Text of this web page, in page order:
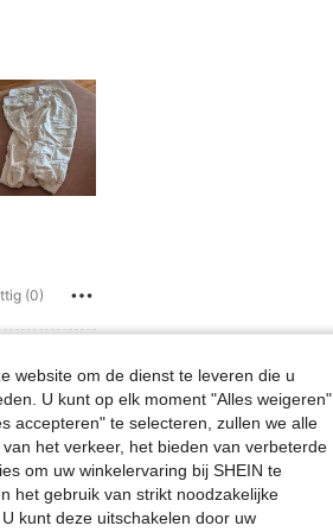
(0)
76 cm / 30 in, Kleur: Zwart, Maat: L
website om de dienst te leveren die u
U kunt op elk moment "Alles weigeren",
accepteren" te selecteren, zullen we alle
het verkeer, het bieden van verbeterde
om uw winkelervaring bij SHEIN te
het gebruik van strikt noodzakelijke
kunt deze uitschakelen door uw